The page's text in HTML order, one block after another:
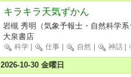
キラキラ天気ずかん
岩槻 秀明（気象予報士・自然科学
大泉書店
科学 仕事 自然 神話
2026-10-30 金曜日